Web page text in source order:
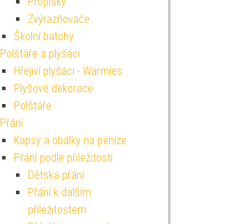
Zvýrazňovače
Školní batohy
Polštáře a plyšáci
Hřejiví plyšáci - Warmies
Plyšové dekorace
Polštáře
Přání
Kapsy a obálky na peníze
Přání podle příležitosti
Dětská přání
Přání k dalším
příležitostem